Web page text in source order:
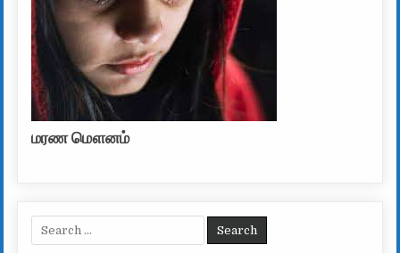
மரண மௌனம்
Search for: